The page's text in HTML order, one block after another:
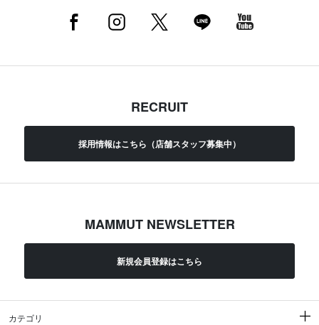
RECRUIT
採用情報はこちら（店舗スタッフ募集中）
MAMMUT NEWSLETTER
新規会員登録はこちら
カテゴリ